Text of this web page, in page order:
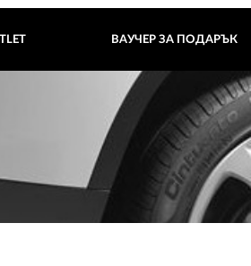
ВАУЧЕР ЗА ПОДАРЪК